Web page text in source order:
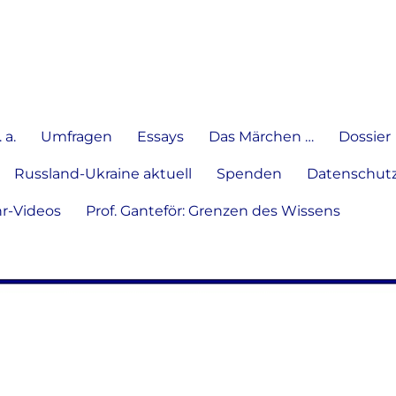
a. Umfragen Essays Das Märchen … Dossier
Russland-Ukraine aktuell Spenden
Videos Prof. Ganteför: Grenzen des Wissens